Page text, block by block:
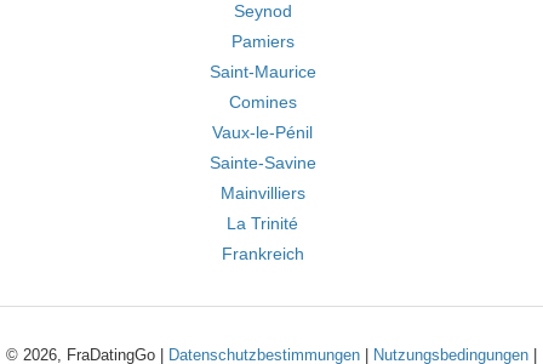
Seynod
Pamiers
Saint-Maurice
Comines
Vaux-le-Pénil
Sainte-Savine
Mainvilliers
La Trinité
Frankreich
© 2026, FraDatingGo | Datenschutzbestimmungen Nutzungsbedingungen